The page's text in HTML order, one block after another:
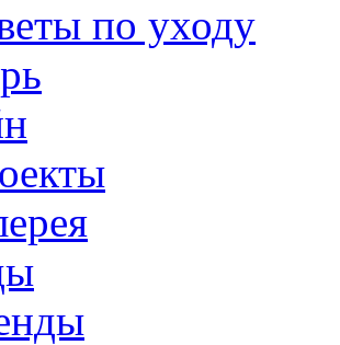
по уходу